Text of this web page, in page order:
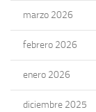
marzo 2026
febrero 2026
enero 2026
diciembre 2025